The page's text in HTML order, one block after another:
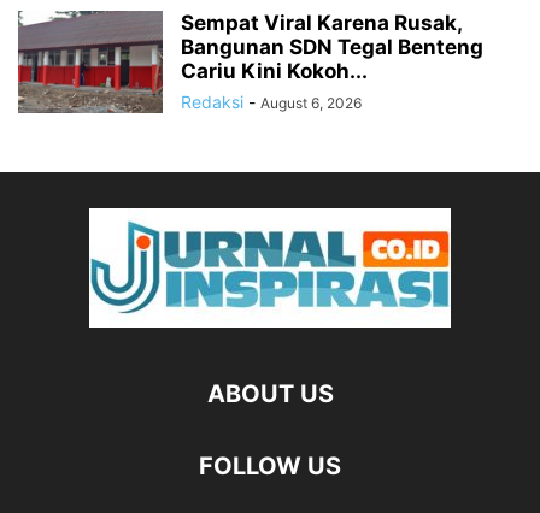
Sempat Viral Karena Rusak,
Bangunan SDN Tegal Benteng
Cariu Kini Kokoh...
Redaksi - August 6, 2026
ABOUT US
FOLLOW US